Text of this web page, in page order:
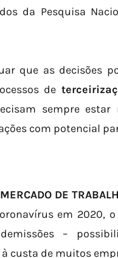
da Pesquisa
que as decisões
de
sempre
com potencial
DE
em 2020,
–
custa de muitos